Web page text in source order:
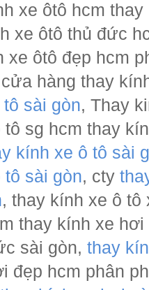
xe ôtô hcm
xe ôtô thủ đức
xe ôtô đẹp hcm
hàng thay
sài gòn, Thay
tô sg hcm thay
kính xe ô tô sài
tô sài gòn, cty
, thay kính xe ô
thay kính xe
sài gòn, thay
đẹp hcm phân